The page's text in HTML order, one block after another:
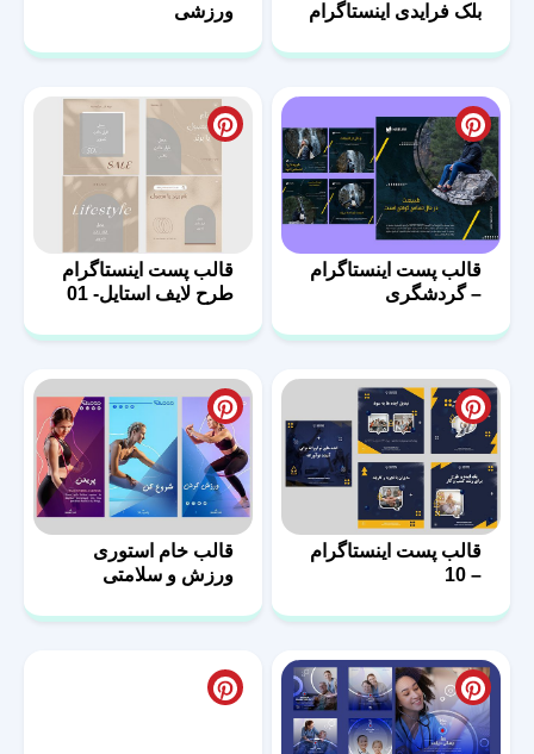
بلک فرایدی اینستاگرام
ورزشی
قالب پست اینستاگرام
– گردشگری
قالب پست اینستاگرام
طرح لایف استایل- 01
قالب پست اینستاگرام
– 10
قالب خام استوری
ورزش و سلامتی